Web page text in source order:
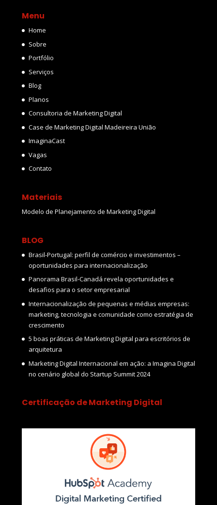
Menu
Home
Sobre
Portfólio
Serviços
Blog
Planos
Consultoria de Marketing Digital
Case de Marketing Digital Madeireira União
ImaginaCast
Vagas
Contato
Materiais
Modelo de Planejamento de Marketing Digital
BLOG
Brasil-Portugal: perfil de comércio e investimentos –
oportunidades para internacionalização
Panorama Brasil-Canadá revela oportunidades e
desafios para o setor empresarial
Internacionalização de pequenas e médias empresas:
marketing, tecnologia e comunidade como estratégia de
crescimento
5 boas práticas de Marketing Digital para escritórios de
arquitetura
Marketing Digital Internacional em ação: a Imagina Digital
no cenário global do Startup Summit 2024
Certificação de Marketing Digital